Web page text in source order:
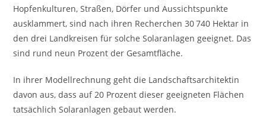
Hopfenkulturen, Straßen, Dörfer und Aussichtspunkte
ausklammert, sind nach ihren Recherchen 30 740 Hektar in
den drei Landkreisen für solche Solaranlagen geeignet. Das
sind rund neun Prozent der Gesamtfläche.
In ihrer Modellrechnung geht die Landschaftsarchitektin
davon aus, dass auf 20 Prozent dieser geeigneten Flächen
tatsächlich Solaranlagen gebaut werden.